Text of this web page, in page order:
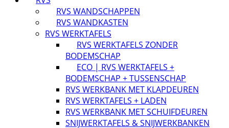
RVS WANDSCHAPPEN
RVS WANDKASTEN
RVS WERKTAFELS
RVS WERKTAFELS ZONDER
BODEMSCHAP
ECO | RVS WERKTAFELS +
BODEMSCHAP + TUSSENSCHAP
RVS WERKBANK MET KLAPDEUREN
RVS WERKTAFELS + LADEN
RVS WERKBANK MET SCHUIFDEUREN
SNIJWERKTAFELS & SNIJWERKBANKEN